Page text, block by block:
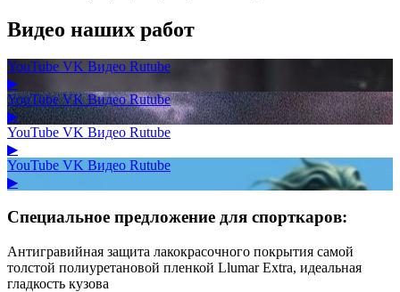
Видео наших работ
YouTube VK Видео Rutube
▶
YouTubeVK ВидеоRutube
▶
YouTube VK Видео Rutube
▶
YouTube VK Видео Rutube
▶
Специальное предложение для спорткаров:
Антигравийная защита лакокрасочного покрытия самой
толстой полиуретановой пленкой Llumar Extra, идеальная
гладкость кузова